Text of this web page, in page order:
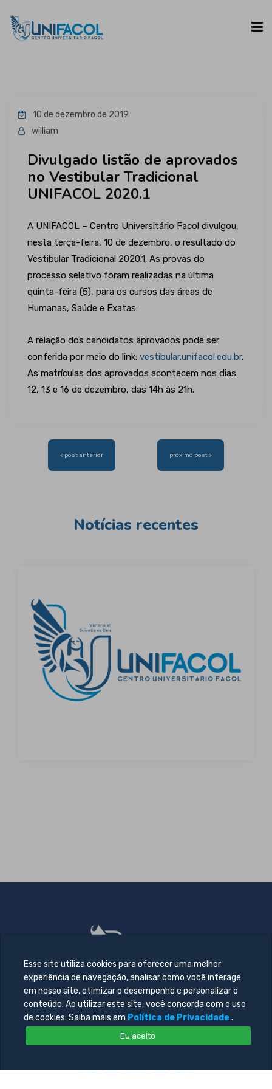
CURSOS
ESPAÇO DO ALUNO
10 de dezembro de 2019
william
Divulgado listão de aprovados
no Vestibular Tradicional
UNIFACOL 2020.1
A UNIFACOL – Centro Universitário Facol divulgou,
nesta terça-feira, 10 de dezembro, o resultado do
Vestibular Tradicional 2020.1. As provas do
processo seletivo foram realizadas na última
quinta-feira (5), para os cursos das áreas de
Humanas, Saúde e Exatas.
A relação dos candidatos aprovados pode ser
conferida por meio do link: vestibular.unifacol.edu.br.
As matrículas dos aprovados acontecem nos dias
12, 13 e 16 de dezembro, das 14h às 21h.
Navegação
< post anterior proximo post >
Notícias recentes
Esse site utiliza cookies para oferecer uma melhor
experiência de navegação, analisar como você interage
em nosso site, otimizar o desempenho e personalizar o
conteúdo. Ao utilizar este site, você concorda com o uso
de cookies. Saiba mais em Política de Privacidade .
Eu aceito